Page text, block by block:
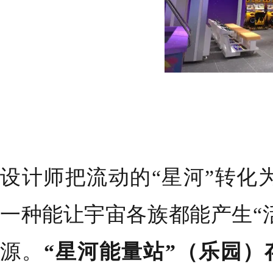
设计师把流动的“星河”转
一种能让宇宙各族都能产生“
源。 “星河能量站”（乐园